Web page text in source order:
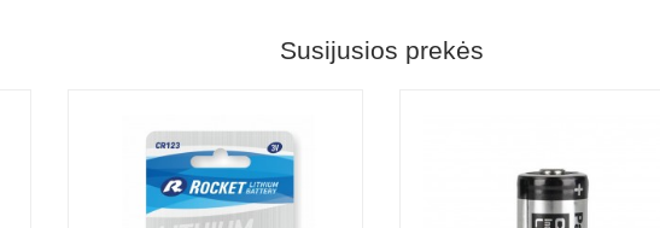
Susijusios prekės